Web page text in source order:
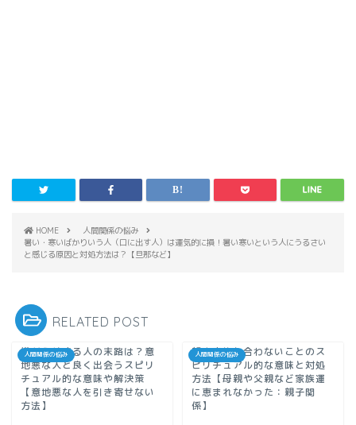
HOME
人間関係の悩み
暑い・寒いばかりいう人（口に出す人）は運気的に損！暑い寒いという人にうるさい
と感じる原因と対処方法は？【旦那など】
RELATED POST
人間関係の悩み
嫌がらせする人の末路は？意
地悪な人と良く出会うスピリ
チュアル的な意味や解決策
【意地悪な人を引き寄せない
方法】
人間関係の悩み
親や家族と合わないことのス
ピリチュアル的な意味と対処
方法【母親や父親など家族運
に恵まれなかった：親子関
係】